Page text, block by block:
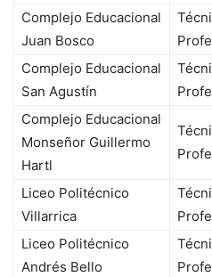
Complejo Educacional
Juan Bosco
Complejo Educacional
San Agustín
Complejo Educacional
Monseñor Guillermo
Hartl
Liceo Politécnico
Villarrica
Liceo Politécnico
Andrés Bello